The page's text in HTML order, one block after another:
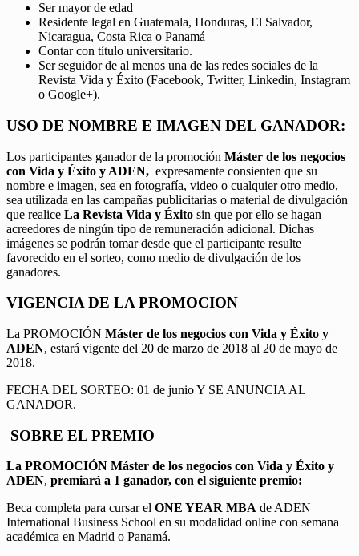
Ser mayor de edad
Residente legal en Guatemala, Honduras, El Salvador,
Nicaragua, Costa Rica o Panamá
Contar con título universitario.
Ser seguidor de al menos una de las redes sociales de la
Revista Vida y Éxito (Facebook, Twitter, Linkedin, Instagram
o Google+).
USO DE NOMBRE E IMAGEN DEL GANADOR:
Los participantes ganador de la promoción Máster de los negocios
con Vida y Éxito y ADEN, expresamente consienten que su
nombre e imagen, sea en fotografía, video o cualquier otro medio,
sea utilizada en las campañas publicitarias o material de divulgación
que realice La Revista Vida y Éxito sin que por ello se hagan
acreedores de ningún tipo de remuneración adicional. Dichas
imágenes se podrán tomar desde que el participante resulte
favorecido en el sorteo, como medio de divulgación de los
ganadores.
VIGENCIA DE LA PROMOCION
La PROMOCIÓN Máster de los negocios con Vida y Éxito y
ADEN, estará vigente del 20 de marzo de 2018 al 20 de mayo de
2018.
FECHA DEL SORTEO: 01 de junio Y SE ANUNCIA AL
GANADOR.
SOBRE EL PREMIO
La PROMOCIÓN Máster de los negocios con Vida y Éxito y
ADEN, premiará a 1 ganador, con el siguiente premio:
Beca completa para cursar el ONE YEAR MBA de ADEN
International Business School en su modalidad online con semana
académica en Madrid o Panamá.